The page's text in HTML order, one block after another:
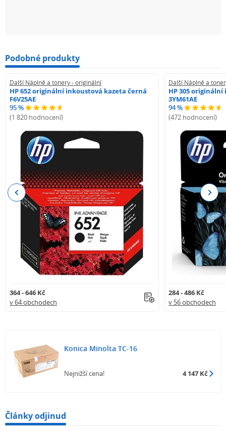
Podobné produkty
Další Náplně a tonery - originální
HP 652 originální inkoustová kazeta černá
F6V25AE
95 %
(1 820 hodnocení)
364 - 646 Kč
v 64 obchodech
Další Náplně a
HP 305
3YM61AE
94 %
(472 hodnocení)
284 - 486 Kč
v 56 obchodech
Previous Next
Konica Minolta TC-16
Nejnižší cena! 4 147 Kč
Články odjinud